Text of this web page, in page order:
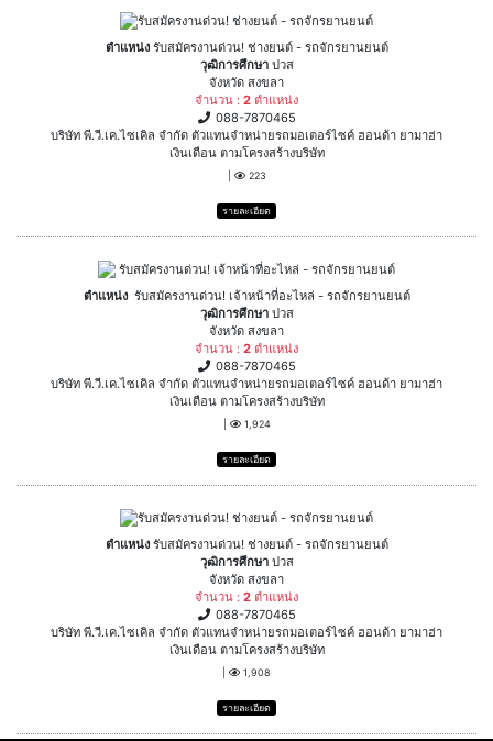
ตำแหน่งรับสมัครงานด่วน! ช่างยนต์ - รถจักรยานยนต์
วุฒิการศึกษา ปวส
จังหวัด สงขลา
จำนวน : 2 ตำแหน่ง
088-7870465
บริษัท พี.วี.เค.ไซเคิล จำกัด ตัวแทนจำหน่ายรถมอเตอร์ไซค์ ฮอนด้า ยามาฮ่า
เงินเดือน ตามโครงสร้างบริษัท
223
รายละเอียด
ตำแหน่งรับสมัครงานด่วน! เจ้าหน้าที่อะไหล่ - รถจักรยานยนต์
วุฒิการศึกษา ปวส
จังหวัด สงขลา
จำนวน : 2 ตำแหน่ง
088-7870465
บริษัท พี.วี.เค.ไซเคิล จำกัด ตัวแทนจำหน่ายรถมอเตอร์ไซค์ ฮอนด้า ยามาฮ่า
เงินเดือน ตามโครงสร้างบริษัท
1,924
รายละเอียด
ตำแหน่งรับสมัครงานด่วน! ช่างยนต์ - รถจักรยานยนต์
วุฒิการศึกษา ปวส
จังหวัด สงขลา
จำนวน : 2 ตำแหน่ง
088-7870465
บริษัท พี.วี.เค.ไซเคิล จำกัด ตัวแทนจำหน่ายรถมอเตอร์ไซค์ ฮอนด้า ยามาฮ่า
เงินเดือน ตามโครงสร้างบริษัท
1,908
รายละเอียด